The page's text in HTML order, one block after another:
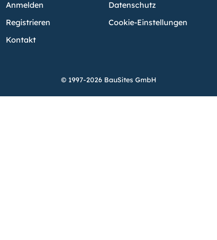
Anmelden
Registrieren
Kontakt
Datenschutz
Cookie-Einstellungen
© 1997-2026 BauSites GmbH